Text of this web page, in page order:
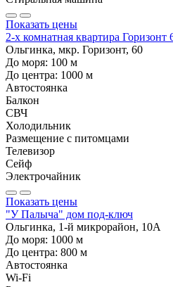
Показать цены
2-х комнатная квартира Горизонт
Ольгинка, мкр. Горизонт, 60
До моря: 100 м
До центра: 1000 м
Автостоянка
Балкон
СВЧ
Холодильник
Размещение с питомцами
Телевизор
Сейф
Электрочайник
Показать цены
"У Палыча" дом под-ключ
Ольгинка, 1-й микрорайон, 10А
До моря: 1000 м
До центра: 800 м
Автостоянка
Wi-Fi